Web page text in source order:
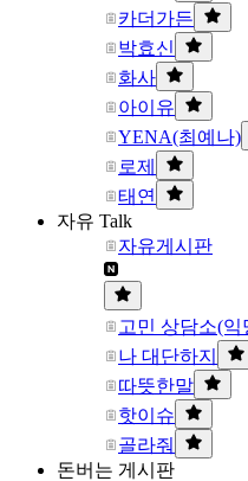
카더가든
박효신
화사
아이유
YENA(최예나)
로제
태연
자유 Talk
자유게시판
고민 상담소(익
나 대단하지
따뜻한말
핫이슈
골라줘
돈버는 게시판